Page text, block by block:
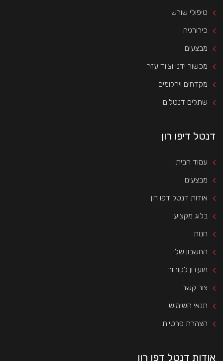
טיפולי שורש
כירורגיה
מבצעים
מכשור ידני וציוד עזר
מקדחים ויהלומים
שתלים דנטלים
דנטל דיפו רון
עמוד הבית
מבצעים
אודות דנטל דפו רון
בלוג מקצועי
חנות
החשבון שלי
מועדון לקוחות
צור קשר
תנאי השימוש
הצהרת פרטיות
אודות דנטל דפו רון